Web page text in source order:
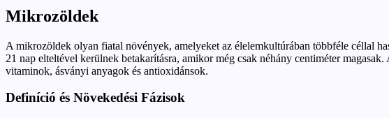
Mikrozöldek
A mikrozöldek olyan fiatal növények, amelyeket az élelemkultúrában többféle céllal
21 nap elteltével kerülnek betakarításra, amikor még csak néhány centiméter
vitaminok, ásványi anyagok és antioxidánsok.
Definíció és Növekedési Fázisok